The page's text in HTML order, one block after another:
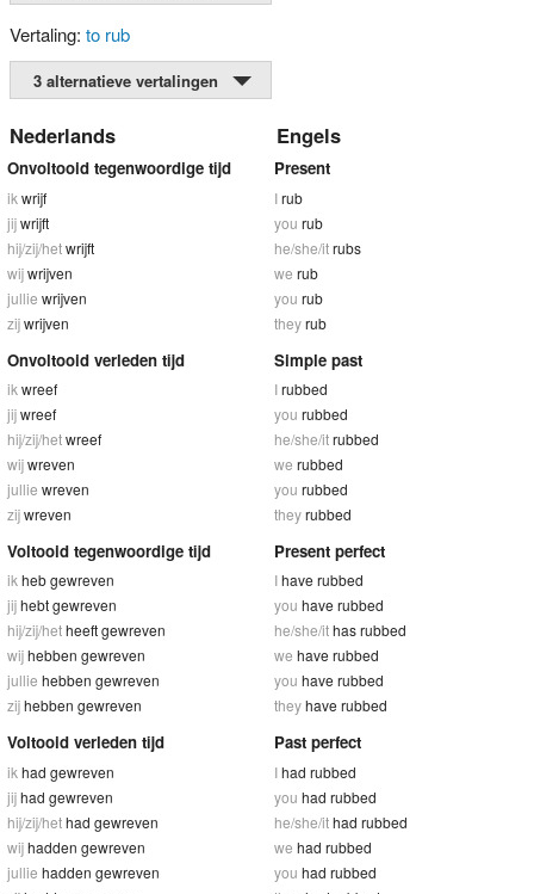
Vertaling: to rub
3 alternatieve vertalingen
Nederlands Engels
Onvoltooid tegenwoordige tijd
ik wrijf
jijwrijft
hij/zij/hetwrijft
wijwrijven
jullie wrijven
zijwrijven
Present
Irub
you rub
he/she/itrubs
we rub
you rub
theyrub
Onvoltooid verleden tijd
ik wreef
jijwreef
hij/zij/hetwreef
wijwreven
jullie wreven
zijwreven
Simple past
Irubbed
you rubbed
he/she/itrubbed
we rubbed
you rubbed
theyrubbed
Voltooid tegenwoordige tijd
ikheb gewreven
jijhebt gewreven
hij/zij/hetheeft gewreven
wijhebben gewreven
jullie hebben gewreven
zijhebben gewreven
Present perfect
Ihave rubbed
you have rubbed
he/she/ithas rubbed
we have rubbed
you have rubbed
theyhave rubbed
Voltooid verleden tijd
ik had gewreven
jijhad gewreven
hij/zij/hethad gewreven
wijhadden gewreven
jullie hadden gewreven
Past perfect
Ihad rubbed
you had rubbed
he/she/ithad rubbed
we had rubbed
you had rubbed